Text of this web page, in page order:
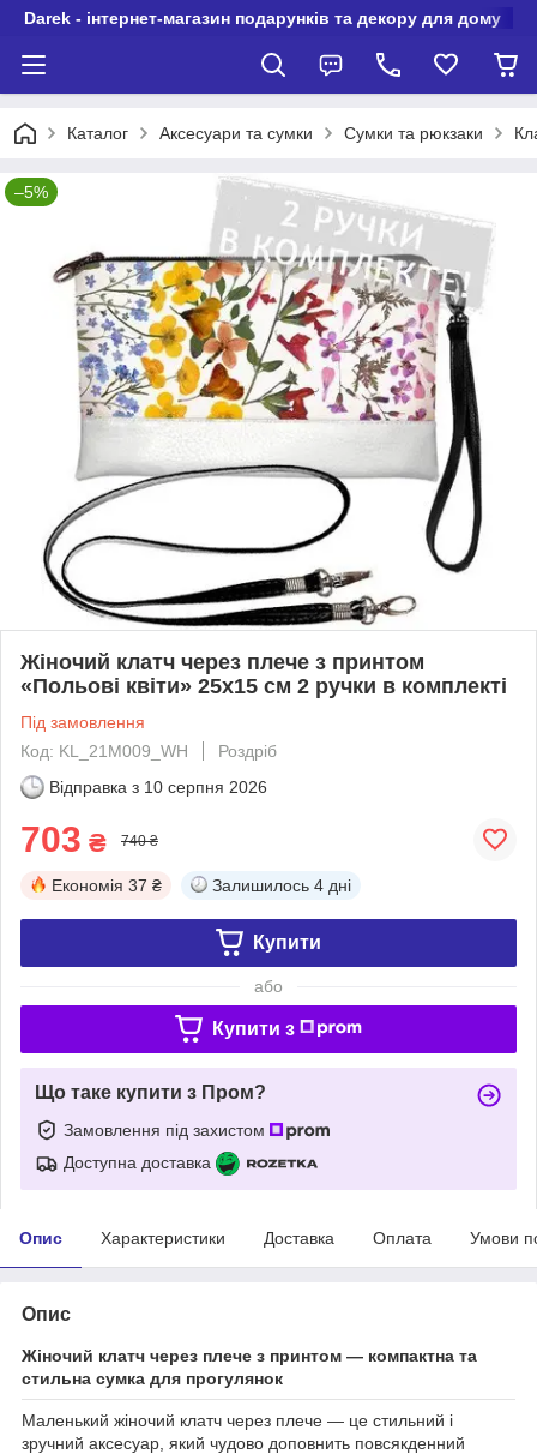
Darek - інтернет-магазин подарунків та декору для дому
Каталог Аксесуари та сумки Сумки та рюкзаки
–5%
Жіночий клатч через плече з принтом
«Польові квіти» 25х15 см 2 ручки в комплекті
Під замовлення
Код: KL_21M009_WH
Роздріб
Відправка з 10 серпня 2026
703 ₴ 740 ₴
Економія 37 ₴ Залишилось 4 дні
Купити
або
Купити з
Що таке купити з Пром?
Замовлення під захистом
Доступна доставка
Опис Характеристики Доставка Оплата Умови
Опис
Жіночий клатч через плече з принтом — компактна та
стильна сумка для прогулянок
Маленький жіночий клатч через плече — це стильний і
зручний аксесуар, який чудово доповнить повсякденний